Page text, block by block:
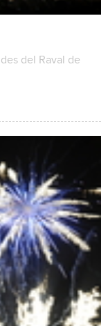
del Raval de